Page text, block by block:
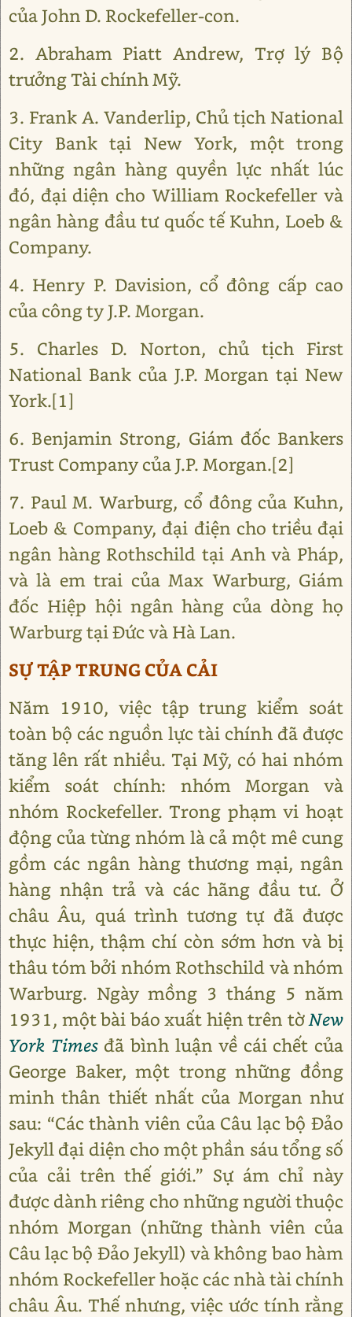
của John D. Rockefeller-con.
2. Abraham Piatt Andrew, Trợ lý Bộ
trưởng Tài chính Mỹ.
3. Frank A. Vanderlip, Chủ tịch National
City Bank tại New York, một trong
những ngân hàng quyền lực nhất lúc
đó, đại diện cho William Rockefeller và
ngân hàng đầu tư quốc tế Kuhn, Loeb &
Company.
4. Henry P. Davision, cổ đông cấp cao
của công ty J.P. Morgan.
5. Charles D. Norton, chủ tịch First
National Bank của J.P. Morgan tại New
York.[1]
6. Benjamin Strong, Giám đốc Bankers
Trust Company của J.P. Morgan.[2]
7. Paul M. Warburg, cổ đông của Kuhn,
Loeb & Company, đại điện cho triều đại
ngân hàng Rothschild tại Anh và Pháp,
và là em trai của Max Warburg, Giám
đốc Hiệp hội ngân hàng của dòng họ
Warburg tại Đức và Hà Lan.
SỰ TẬP TRUNG CỦA CẢI
Năm 1910, việc tập trung kiểm soát
toàn bộ các nguồn lực tài chính đã được
tăng lên rất nhiều. Tại Mỹ, có hai nhóm
kiểm soát chính: nhóm Morgan và
nhóm Rockefeller. Trong phạm vi hoạt
động của từng nhóm là cả một mê cung
gồm các ngân hàng thương mại, ngân
hàng nhận trả và các hãng đầu tư. Ở
châu Âu, quá trình tương tự đã được
thực hiện, thậm chí còn sớm hơn và bị
thâu tóm bởi nhóm Rothschild và nhóm
Warburg. Ngày mồng 3 tháng 5 năm
1931, một bài báo xuất hiện trên tờNew
York Timesđã bình luận về cái chết của
George Baker, một trong những đồng
minh thân thiết nhất của Morgan như
sau: “Các thành viên của Câu lạc bộ Đảo
Jekyll đại diện cho một phần sáu tổng số
của cải trên thế giới.” Sự ám chỉ này
được dành riêng cho những người thuộc
nhóm Morgan (những thành viên của
Câu lạc bộ Đảo Jekyll) và không bao hàm
nhóm Rockefeller hoặc các nhà tài chính
châu Âu. Thế nhưng, việc ước tính rằng